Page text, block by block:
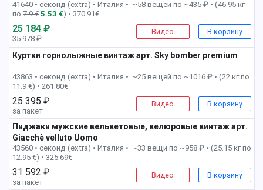
41640 • секонд (extra) • Италия • ~58 вещей по ~435 ₽ • (46.95 кг
по 7.9 € 5.53 €) • 370.91€
25 184 ₽
35 978 ₽
Видео В корзину
Куртки горнолыжные винтаж арт. Sky bomber premium
43863 • секонд (extra) • Италия • ~25 вещей по ~1016 ₽ • (22 кг по
11.9 €) • 261.80€
25 395 ₽
за пакет
Видео В корзину
Пиджаки мужские вельветовые, велюровые винтаж арт.
Giacchè velluto Uomo
43560 • секонд (extra) • Италия • ~33 вещи по ~958 ₽ • (25.15 кг по
12.95 €) • 325.69€
31 592 ₽
за пакет
Видео В корзину